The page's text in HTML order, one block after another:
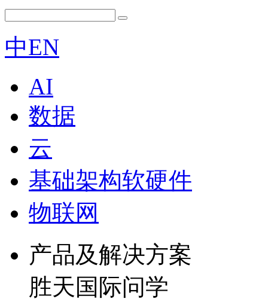
中EN
AI
数据
云
基础架构软硬件
物联网
产品及解决方案
胜天国际问学